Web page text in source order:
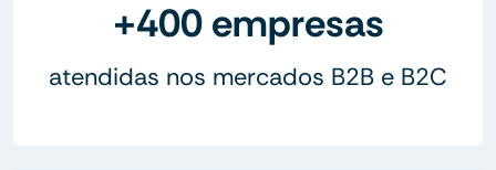
+400 empresas
atendidas nos mercados B2B e B2C